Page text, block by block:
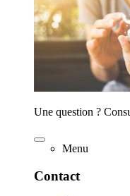
Une question ?
Menu
Contact